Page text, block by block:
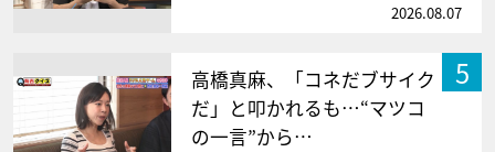
2026.08.07
5
高橋真麻、「コネだブサイク
だ」と叩かれるも…“マツコ
の一言”から…